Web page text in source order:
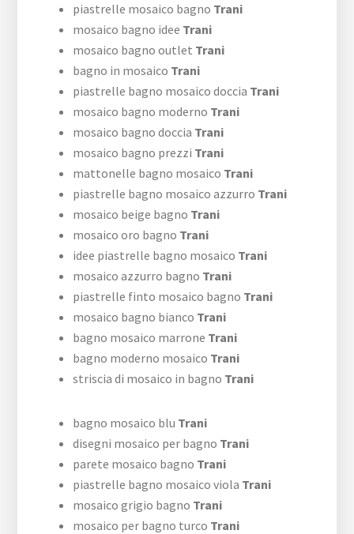
piastrelle mosaico bagno Trani
mosaico bagno idee Trani
mosaico bagno outlet Trani
bagno in mosaico Trani
piastrelle bagno mosaico doccia Trani
mosaico bagno moderno Trani
mosaico bagno doccia Trani
mosaico bagno prezzi Trani
mattonelle bagno mosaico Trani
piastrelle bagno mosaico azzurro Trani
mosaico beige bagno Trani
mosaico oro bagno Trani
idee piastrelle bagno mosaico Trani
mosaico azzurro bagno Trani
piastrelle finto mosaico bagno Trani
mosaico bagno bianco Trani
bagno mosaico marrone Trani
bagno moderno mosaico Trani
striscia di mosaico in bagno Trani
bagno mosaico blu Trani
disegni mosaico per bagno Trani
parete mosaico bagno Trani
piastrelle bagno mosaico viola Trani
mosaico grigio bagno Trani
mosaico per bagno turco Trani